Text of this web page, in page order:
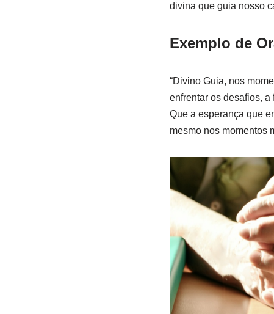
divina que guia nosso
Exemplo de
“Divino Guia, nos
enfrentar os desafios,
Que a esperança que
mesmo nos momentos